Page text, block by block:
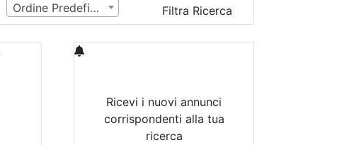
Ordine Predefinito Filtra Ricerca
Ricevi i nuovi annunci
corrispondenti alla tua
ricerca